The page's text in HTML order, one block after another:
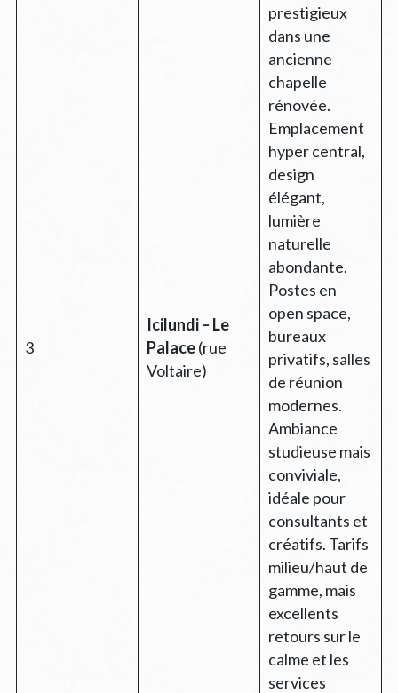
3
Icilundi – Le
Palace(rue
Voltaire)
prestigieux
dans une
ancienne
chapelle
rénovée.
Emplacement
hyper central,
design
élégant,
lumière
naturelle
abondante.
Postes en
open space,
bureaux
privatifs, salles
de réunion
modernes.
Ambiance
studieuse mais
conviviale,
idéale pour
consultants et
créatifs. Tarifs
milieu/haut de
gamme, mais
excellents
retours sur le
calme et les
services